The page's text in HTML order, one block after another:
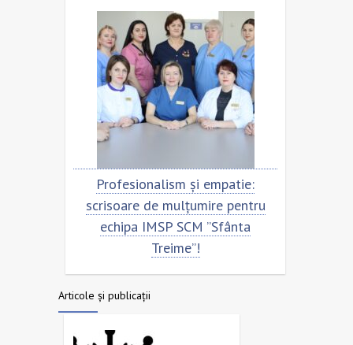
Profesionalism și empatie:
scrisoare de mulțumire pentru
echipa IMSP SCM ”Sfânta
Treime”!
Articole și publicații